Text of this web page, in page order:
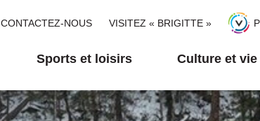
CONTACTEZ-NOUS VISITEZ « BRIGITTE »
Sports et loisirs Culture et